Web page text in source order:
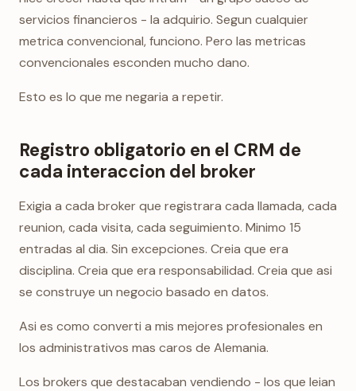
servicios financieros - la adquirio. Segun cualquier
metrica convencional, funciono. Pero las metricas
convencionales esconden mucho dano.
Esto es lo que me negaria a repetir.
Registro obligatorio en el CRM de
cada interaccion del broker
Exigia a cada broker que registrara cada llamada, cada
reunion, cada visita, cada seguimiento. Minimo 15
entradas al dia. Sin excepciones. Creia que era
disciplina. Creia que era responsabilidad. Creia que asi
se construye un negocio basado en datos.
Asi es como converti a mis mejores profesionales en
los administrativos mas caros de Alemania.
Los brokers que destacaban vendiendo - los que leian